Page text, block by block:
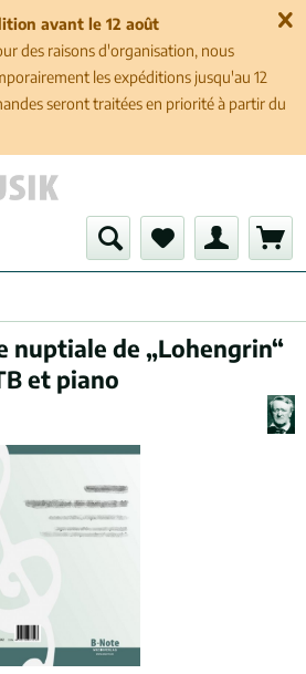
avant le 12 août
des raisons d'organisation, nous
les expéditions jusqu'au 12
seront traitées en priorité à partir du
nuptiale de „Lohengrin“
et piano